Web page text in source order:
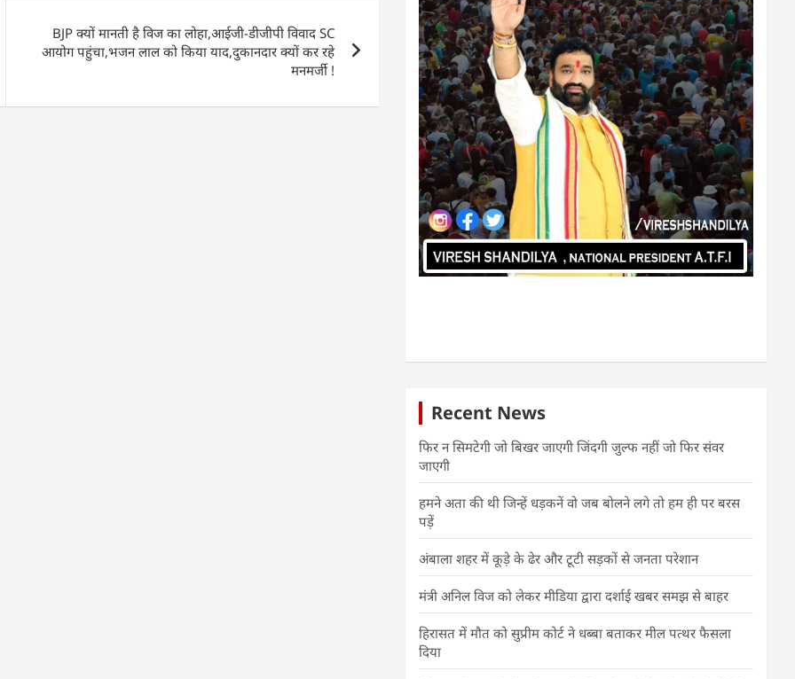
BJP क्यों मानती है विज का लोहा,आईजी-डीजीपी विवाद SC
आयोग पहुंचा,भजन लाल को किया याद,दुकानदार क्यों कर रहे
मनमर्जी !
Recent News
फिर न सिमटेगी जो बिखर जाएगी जिंदगी जुल्फ नहीं जो फिर संवर
जाएगी
हमने अता की थी जिन्हें धड़कनें वो जब बोलने लगे तो हम ही पर बरस
पड़ें
अंबाला शहर में कूड़े के ढेर और टूटी सड़कों से जनता परेशान
मंत्री अनिल विज को लेकर मीडिया द्वारा दर्शाई खबर समझ से बाहर
हिरासत में मौत को सुप्रीम कोर्ट ने धब्बा बताकर मील पत्थर फैसला
दिया